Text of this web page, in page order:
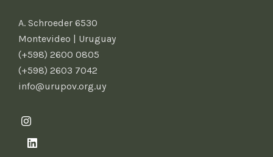
A. Schroeder 6530
Montevideo | Uruguay
(+598) 2600 0805
(+598) 2603 7042
info@urupov.org.uy